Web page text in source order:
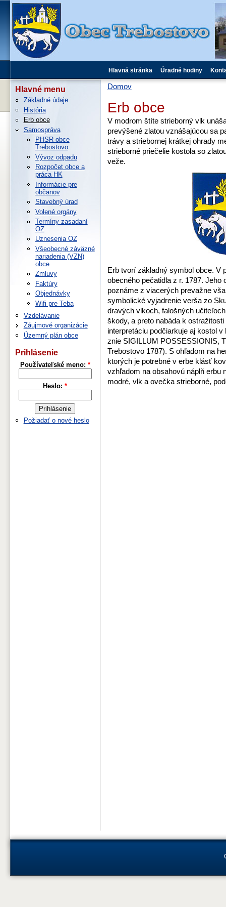
Hlavná stránka Úradné hodiny
Domov
Erb obce
V modrom štíte strieborný vlk
prevýšené zlatou vznášajúcou sa
trávy a striebornej krátkej ohrady
strieborné priečelie kostola so
veže.
Erb tvorí základný symbol obce. V
obecného pečatidla z r. 1787.
poznáme z viacerých prevažne
symbolické vyjadrenie verša zo
dravých vlkoch, falošných
škody, a preto nabáda k
interpretáciu podčiarkuje aj kostol
znie SIGILLUM POSSESSIONIS,
Trebostovo 1787). S ohľadom na
ktorých je potrebné v erbe klásť
vzhľadom na obsahovú náplň erbu
modré, vlk a ovečka strieborné,
Hlavné menu
Základné údaje
História
Erb obce
Samospráva
PHSR obce
Trebostovo
Vývoz odpadu
Rozpočet obce a
práca HK
Informácie pre
občanov
Stavebný úrad
Volené orgány
Termíny zasadaní
OZ
Uznesenia OZ
Všeobecné záväzné
nariadenia (VZN)
obce
Zmluvy
Faktúry
Objednávky
Wifi pre Teba
Vzdelávanie
Záujmové organizácie
Územný plán obce
Prihlásenie
Používateľské meno: *
Heslo: *
Požiadať o nové heslo